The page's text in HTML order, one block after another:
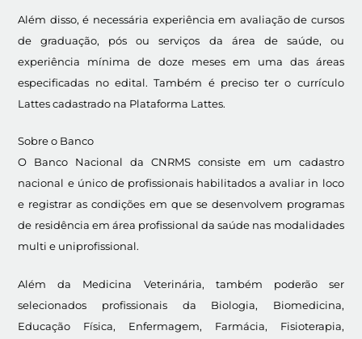
Além disso, é necessária experiência em avaliação de cursos
de graduação, pós ou serviços da área de saúde, ou
experiência mínima de doze meses em uma das áreas
especificadas no edital. Também é preciso ter o currículo
Lattes cadastrado na Plataforma Lattes.
Sobre o Banco
O Banco Nacional da CNRMS consiste em um cadastro
nacional e único de profissionais habilitados a avaliar in loco
e registrar as condições em que se desenvolvem programas
de residência em área profissional da saúde nas modalidades
multi e uniprofissional.
Além da Medicina Veterinária, também poderão ser
selecionados profissionais da Biologia, Biomedicina,
Educação Física, Enfermagem, Farmácia, Fisioterapia,